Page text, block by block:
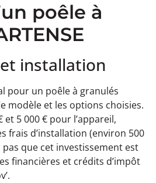
poêle à
installation
pour un poêle à granulés
modèle et les options choisies.
5 000 € pour l’appareil,
frais d’installation (environ 500
pas que cet investissement est
financières et crédits d’impôt